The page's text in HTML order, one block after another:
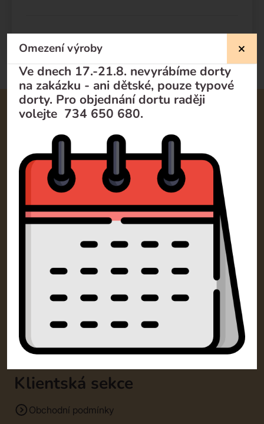
Kontakty
SM Dorty Olomouc s.r.o.
info@dorty-olomouc.cz
Klientská sekce
Obchodní podmínky
Omezení výroby
Ve dnech 17.-21.8. nevyrábíme dorty
na zakázku - ani dětské, pouze typové
dorty. Pro objednání dortu raději
volejte 734 650 680.